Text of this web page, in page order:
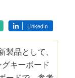
LinkedIn
製品として、
キーボード